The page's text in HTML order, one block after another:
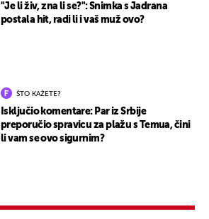
"Je li živ, zna li se?": Snimka s Jadrana
postala hit, radi li i vaš muž ovo?
ŠTO KAŽETE?
Isključio komentare: Par iz Srbije
preporučio spravicu za plažu s Temua, čini
li vam se ovo sigurnim?